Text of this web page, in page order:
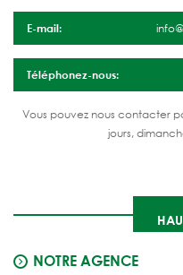
E-mail:
Téléphonez-nous:
Vous pouvez nous contacter
jours,
NOTRE AGENCE